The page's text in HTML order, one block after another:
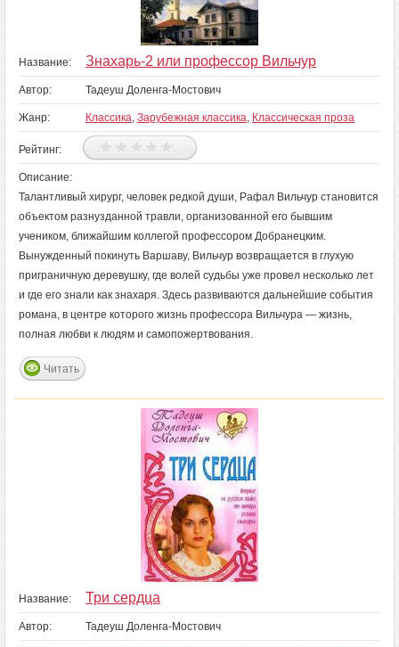
Название: Знахарь-2 или профессор Вильчур
Автор: Тадеуш Доленга-Мостович
Жанр: Классика, Зарубежная классика, Классическая проза
Рейтинг:
Описание:
Талантливый хирург, человек редкой души, Рафал Вильчур становится
объектом разнузданной травли, организованной его бывшим
учеником, ближайшим коллегой профессором Добранецким.
Вынужденный покинуть Варшаву, Вильчур возвращается в глухую
приграничную деревушку, где волей судьбы уже провел несколько лет
и где его знали как знахаря. Здесь развиваются дальнейшие события
романа, в центре которого жизнь профессора Вильчура — жизнь,
полная любви к людям и самопожертвования.
Читать
Название: Три сердца
Автор: Тадеуш Доленга-Мостович